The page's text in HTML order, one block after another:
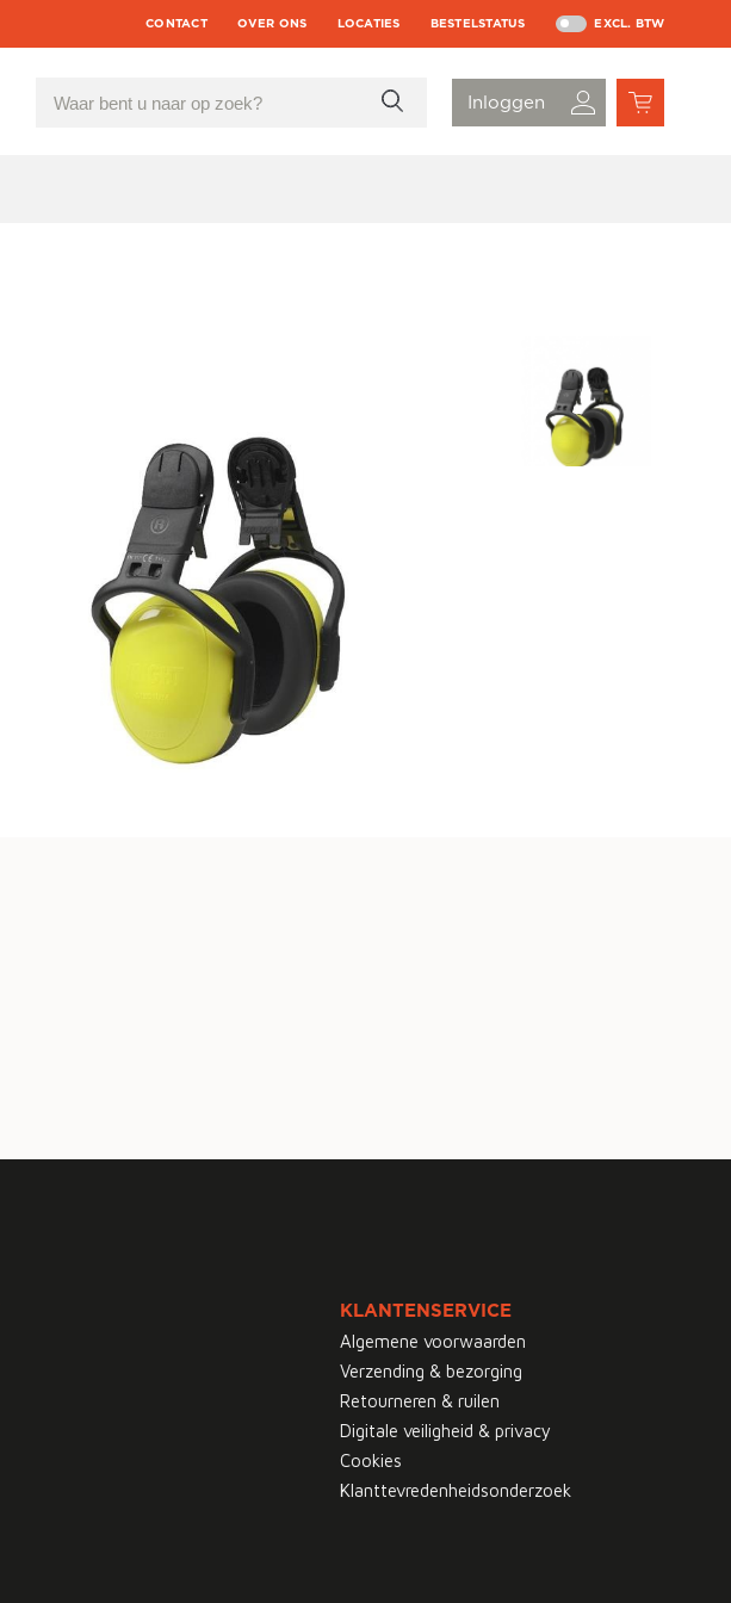
CONTACT OVER ONS LOCATIES BESTELSTATUS EXCL. BTW
KLANTENSERVICE
Algemene voorwaarden
Verzending & bezorging
Retourneren & ruilen
Digitale veiligheid & privacy
Cookies
Klanttevredenheidsonderzoek